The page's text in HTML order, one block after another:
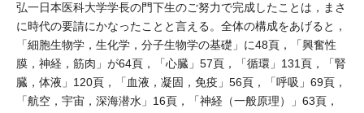
弘一日本医科大学学長の門下生のご努力で完成したことは，まさ
に時代の要請にかなったことと言える。全体の構成をあげると，
「細胞生物学，生化学，分子生物学の基礎」に48頁，「興奮性
膜，神経，筋肉」が64頁，「心臓」57頁，「循環」131頁，「腎
臓，体液」120頁，「血液，凝固，免疫」56頁，「呼吸」69頁，
「航空，宇宙，深海潜水」16頁，「神経（一般原理）」63頁，